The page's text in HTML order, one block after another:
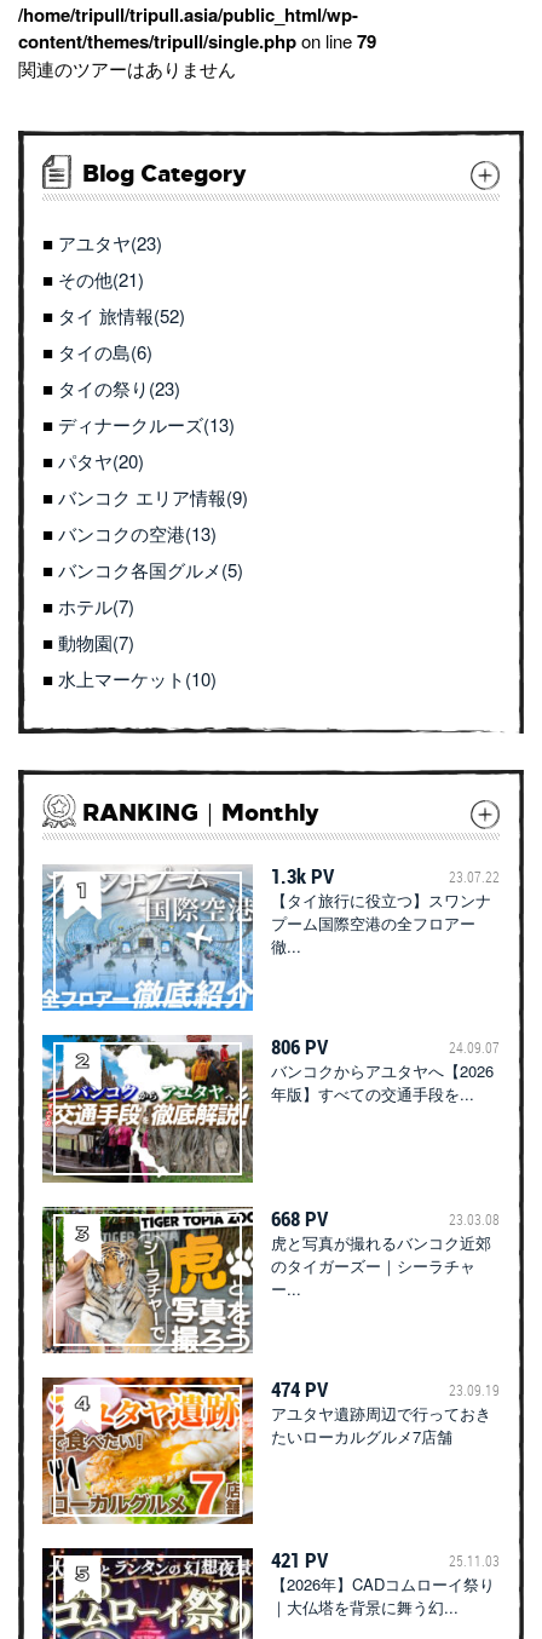
/home/tripull/tripull.asia/public_html/wp-
content/themes/tripull/single.phpon line79
関連のツアーはありません
Blog Category
アユタヤ(23)
その他(21)
タイ 旅情報(52)
タイの島(6)
タイの祭り(23)
ディナークルーズ(13)
パタヤ(20)
バンコク エリア情報(9)
バンコクの空港(13)
バンコク各国グルメ(5)
ホテル(7)
動物園(7)
水上マーケット(10)
RANKING｜Monthly
1.3k PV 23.07.22
【タイ旅行に役立つ】スワンナ
プーム国際空港の全フロアー
徹...
806 PV 24.09.07
バンコクからアユタヤへ【2026
年版】すべての交通手段を...
668 PV 23.03.08
虎と写真が撮れるバンコク近郊
のタイガーズー｜シーラチャ
ー...
474 PV 23.09.19
アユタヤ遺跡周辺で行っておき
たいローカルグルメ7店舗
421 PV 25.11.03
【2026年】CADコムローイ祭り
｜大仏塔を背景に舞う幻...